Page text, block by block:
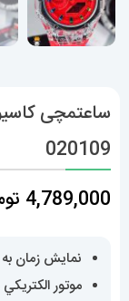
020109
4,789,000
نمایش زمان
موتور